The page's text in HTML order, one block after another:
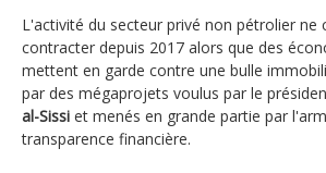
L'activité du secteur privé non pétrolier ne
contracter depuis 2017 alors que des
mettent en garde contre une bulle
par des mégaprojets voulus par le
al-Sissi et menés en grande partie par
transparence financière.